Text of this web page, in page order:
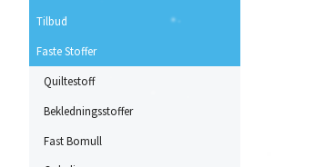
Tilbud
Faste Stoffer
Quiltestoff
Bekledningsstoffer
Fast Bomull